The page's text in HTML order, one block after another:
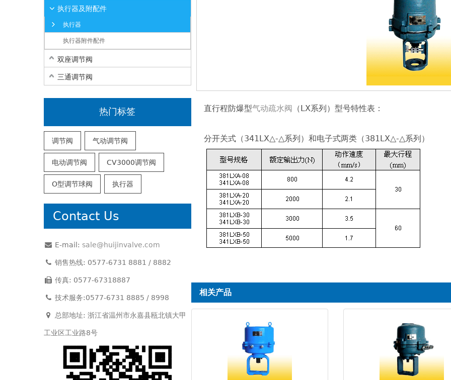
执行器及附配件
执行器
执行器附件配件
双座调节阀
三通调节阀
热门标签
调节阀 气动调节阀
电动调节阀 CV3000调节阀
O型调节球阀 执行器
Contact Us
E-mail: sale@huijinvalve.com
销售热线: 0577-6731 8881 / 8882
传真: 0577-67318887
技术服务:0577-6731 8885 / 8998
总部地址: 浙江省温州市永嘉县瓯北镇大甲
工业区工业路8号
直行程防爆型气动疏水阀 （LX系列）型号特性表：
分开关式（341LX△-△系列）和电子式两类（381LX△-△系列）
相关产品